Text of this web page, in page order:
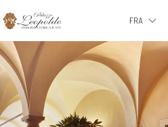
FRA
ENG
FRA
DEU
ESP